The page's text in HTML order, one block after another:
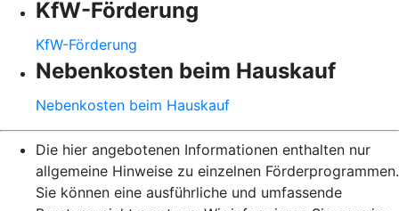
KfW-Förderung
KfW-Förderung
Nebenkosten beim Hauskauf
Nebenkosten beim Hauskauf
Die hier angebotenen Informationen enthalten nur
allgemeine Hinweise zu einzelnen Förderprogrammen.
Sie können eine ausführliche und umfassende